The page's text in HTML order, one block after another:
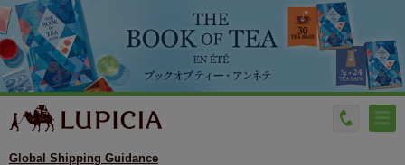
Global Shipping Guidance